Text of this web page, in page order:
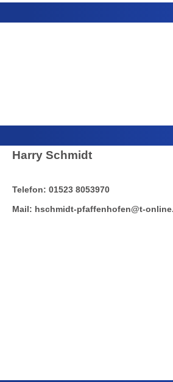
Harry Schmidt
Telefon: 01523 8053970
Mail: hschmidt-pfaffenhofen@t-